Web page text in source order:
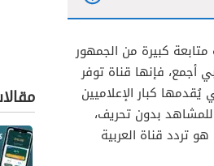
كبيرة من الجمهور
أجمع، فإنها قناة توفر
كبار الإعلاميين
بدون تحريف،
تردد قناة العربية